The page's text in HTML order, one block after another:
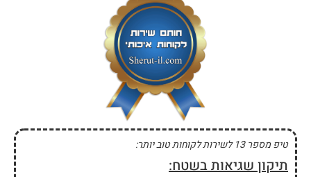
טיפ מספר 13 לשירות לקוחות טוב יותר:
תיקון שגיאות בשטח: